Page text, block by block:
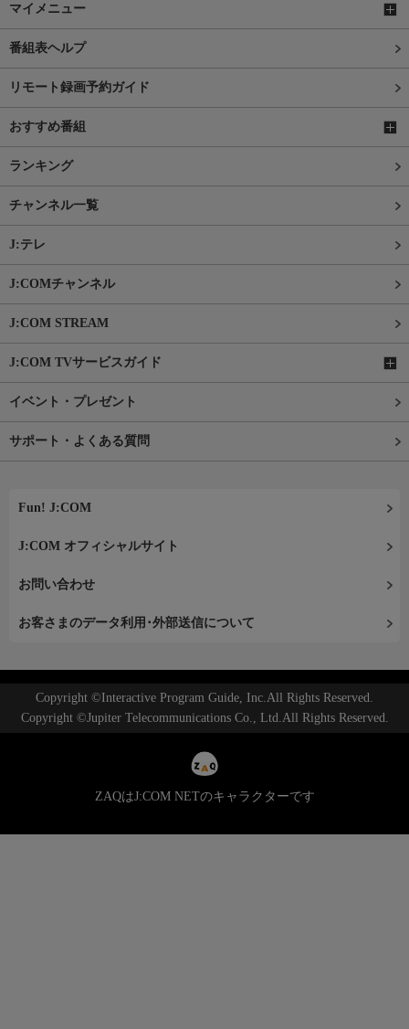
マイメニュー
番組表ヘルプ
リモート録画予約ガイド
おすすめ番組
ランキング
チャンネル一覧
J:テレ
J:COMチャンネル
J:COM STREAM
J:COM TVサービスガイド
イベント・プレゼント
サポート・よくある質問
Fun! J:COM
J:COM オフィシャルサイト
お問い合わせ
お客さまのデータ利用･外部送信について
Copyright ©Interactive Program Guide, Inc.All Rights Reserved.
Copyright ©Jupiter Telecommunications Co., Ltd.All Rights Reserved.
ZAQはJ:COM NETのキャラクターです